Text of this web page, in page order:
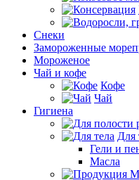
Снеки
Замороженные
Мороженое
Чай и кофе
Кофе
Чай
Гигиена
Для
Гели и
Масла